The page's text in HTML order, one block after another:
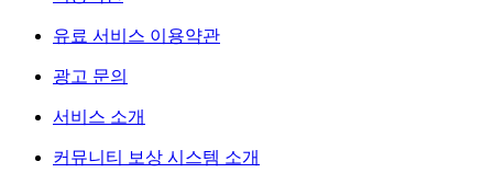
유료 서비스 이용약관
광고 문의
서비스 소개
커뮤니티 보상 시스템 소개